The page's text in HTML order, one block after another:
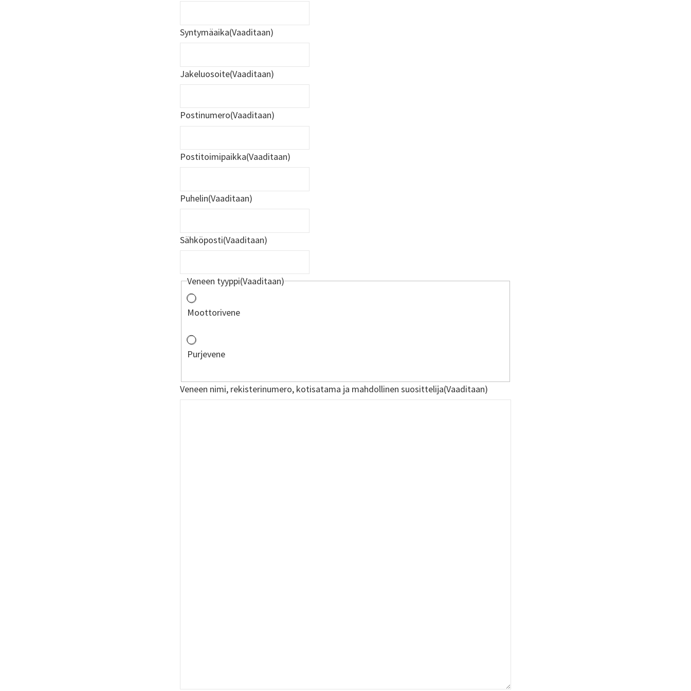
Syntymäaika(Vaaditaan)
Jakeluosoite(Vaaditaan)
Postinumero(Vaaditaan)
Postitoimipaikka(Vaaditaan)
Puhelin(Vaaditaan)
Sähköposti(Vaaditaan)
Veneen tyyppi(Vaaditaan)
Moottorivene
Purjevene
Veneen nimi, rekisterinumero, kotisatama ja mahdollinen suosittelija(Vaaditaan)